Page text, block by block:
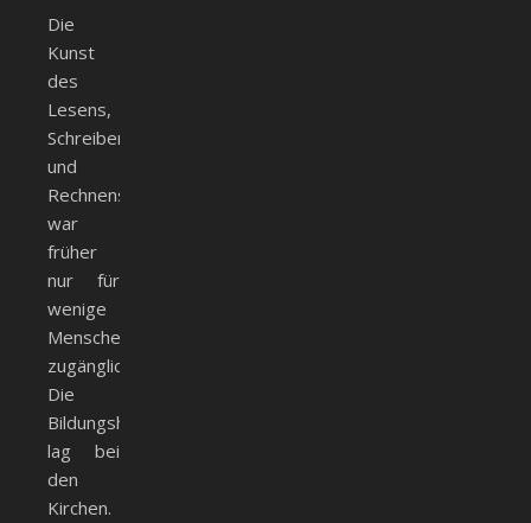
Die
Kunst
des
Lesens,
Schreibens
und
Rechnens
war
früher
nur für
wenige
Menschen
zugänglich.
Die
Bildungshoheit
lag bei
den
Kirchen.